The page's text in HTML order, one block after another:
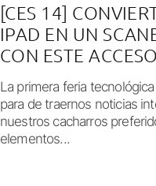
[CES 14]
IPAD EN UN
CON ESTE
La primera feria
para de traernos noticias
nuestros cacharros
elementos...